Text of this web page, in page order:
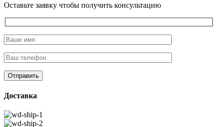
Оставьте заявку чтобы получить консультацию
Доставка